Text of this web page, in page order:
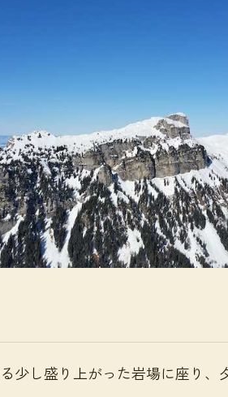
少し盛り上がった岩場に座り、